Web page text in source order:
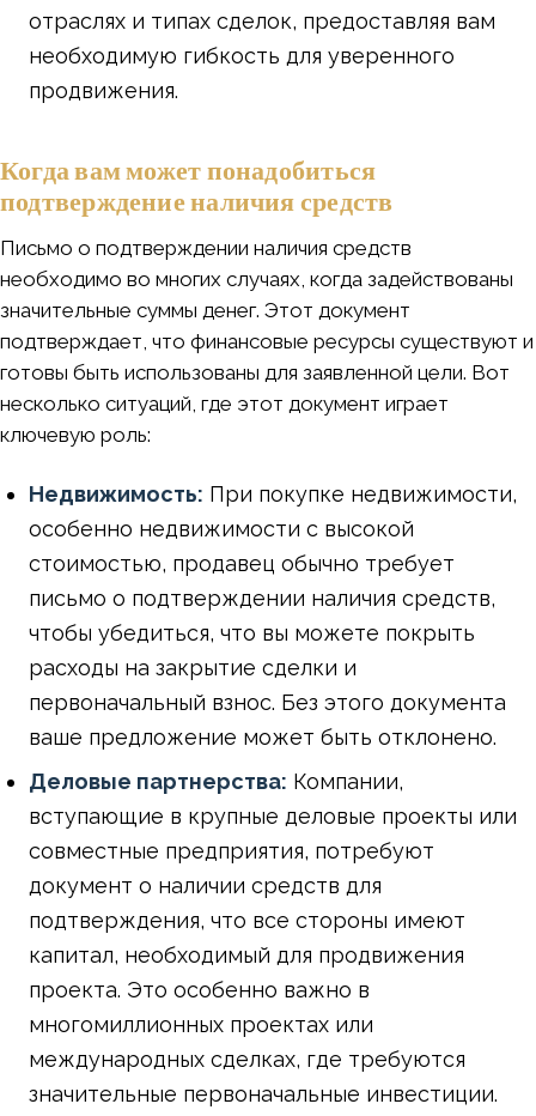
отраслях и типах сделок, предоставляя вам
необходимую гибкость для уверенного
продвижения.
Когда вам может понадобиться
подтверждение наличия средств
Письмо о подтверждении наличия средств
необходимо во многих случаях, когда задействованы
значительные суммы денег. Этот документ
подтверждает, что финансовые ресурсы существуют и
готовы быть использованы для заявленной цели. Вот
несколько ситуаций, где этот документ играет
ключевую роль:
Недвижимость: При покупке недвижимости,
особенно недвижимости с высокой
стоимостью, продавец обычно требует
письмо о подтверждении наличия средств,
чтобы убедиться, что вы можете покрыть
расходы на закрытие сделки и
первоначальный взнос. Без этого документа
ваше предложение может быть отклонено.
Деловые партнерства: Компании,
вступающие в крупные деловые проекты или
совместные предприятия, потребуют
документ о наличии средств для
подтверждения, что все стороны имеют
капитал, необходимый для продвижения
проекта. Это особенно важно в
многомиллионных проектах или
международных сделках, где требуются
значительные первоначальные инвестиции.